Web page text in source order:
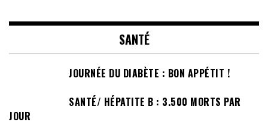
SANTÉ
JOURNÉE DU DIABÈTE : BON APPÉTIT !
SANTÉ/ HÉPATITE B : 3.500 MORTS PAR
JOUR